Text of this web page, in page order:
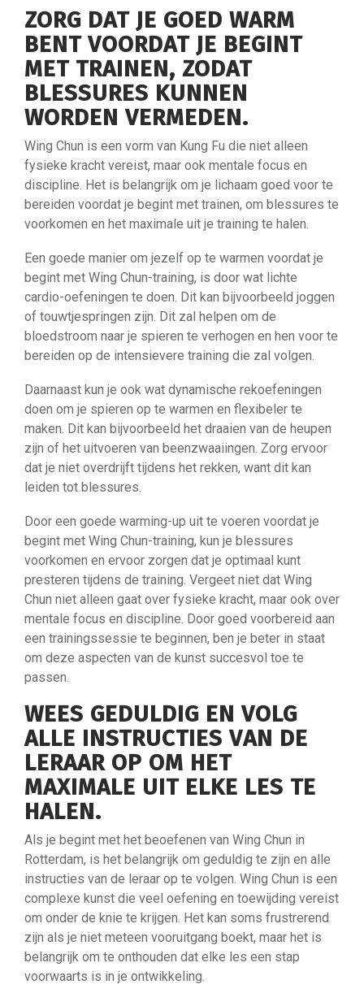
ZORG DAT JE GOED WARM
BENT VOORDAT JE BEGINT
MET TRAINEN, ZODAT
BLESSURES KUNNEN
WORDEN VERMEDEN.
Wing Chun is een vorm van Kung Fu die niet alleen
fysieke kracht vereist, maar ook mentale focus en
discipline. Het is belangrijk om je lichaam goed voor te
bereiden voordat je begint met trainen, om blessures te
voorkomen en het maximale uit je training te halen.
Een goede manier om jezelf op te warmen voordat je
begint met Wing Chun-training, is door wat lichte
cardio-oefeningen te doen. Dit kan bijvoorbeeld joggen
of touwtjespringen zijn. Dit zal helpen om de
bloedstroom naar je spieren te verhogen en hen voor te
bereiden op de intensievere training die zal volgen.
Daarnaast kun je ook wat dynamische rekoefeningen
doen om je spieren op te warmen en flexibeler te
maken. Dit kan bijvoorbeeld het draaien van de heupen
zijn of het uitvoeren van beenzwaaiingen. Zorg ervoor
dat je niet overdrijft tijdens het rekken, want dit kan
leiden tot blessures.
Door een goede warming-up uit te voeren voordat je
begint met Wing Chun-training, kun je blessures
voorkomen en ervoor zorgen dat je optimaal kunt
presteren tijdens de training. Vergeet niet dat Wing
Chun niet alleen gaat over fysieke kracht, maar ook over
mentale focus en discipline. Door goed voorbereid aan
een trainingssessie te beginnen, ben je beter in staat
om deze aspecten van de kunst succesvol toe te
passen.
WEES GEDULDIG EN VOLG
ALLE INSTRUCTIES VAN DE
LERAAR OP OM HET
MAXIMALE UIT ELKE LES TE
HALEN.
Als je begint met het beoefenen van Wing Chun in
Rotterdam, is het belangrijk om geduldig te zijn en alle
instructies van de leraar op te volgen. Wing Chun is een
complexe kunst die veel oefening en toewijding vereist
om onder de knie te krijgen. Het kan soms frustrerend
zijn als je niet meteen vooruitgang boekt, maar het is
belangrijk om te onthouden dat elke les een stap
voorwaarts is in je ontwikkeling.